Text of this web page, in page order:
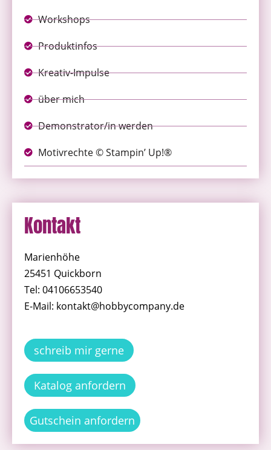
Workshops
Produktinfos
Kreativ-Impulse
über mich
Demonstrator/in werden
Motivrechte © Stampin’ Up!®
Kontakt
Marienhöhe
25451 Quickborn
Tel: 04106653540
E-Mail: kontakt@hobbycompany.de
schreib mir gerne
Katalog anfordern
Gutschein anfordern